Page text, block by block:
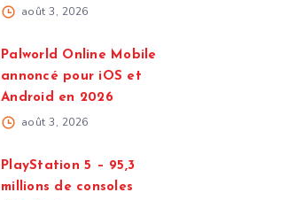
août 3, 2026
Palworld Online Mobile
annoncé pour iOS et
Android en 2026
août 3, 2026
PlayStation 5 – 95,3
millions de consoles